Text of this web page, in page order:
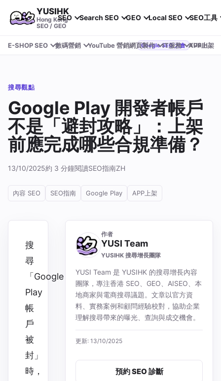
YUSIHK
Hong Kong
SEO / GEO
SEO Search SEO GEO Local SEO SEO工具
E-SHOP SEO 數碼營銷 YouTube 營銷網頁製作 IT服務 APP上架
Google SEO 大會 YUSIHK 近期參加 Google Search Central Live
搜尋觀點
Google Play 開發者帳戶
不是「避封攻略」：上架
前應完成哪些合規準備？
13/10/2025約 3 分鐘閱讀SEO指南ZH
內容 SEO SEO指南 Google Play APP上架
搜
尋
「Google
Play
帳
戶
被
封」
時，
作者
YUSI Team
YUSIHK 搜尋增長團隊
YUSI Team 是 YUSIHK 的搜尋增長內容
團隊，專注香港 SEO、GEO、AISEO、本
地商家與電商搜尋議題。文章以官方資
料、實務案例和顧問經驗校對，協助企業
理解搜尋帶來的曝光、查詢與成交機會。
更新: 13/10/2025
預約 SEO 診斷